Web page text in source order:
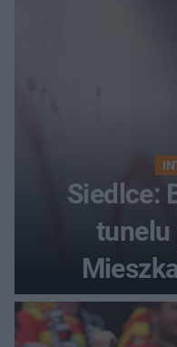
Siedlce:
tunelu